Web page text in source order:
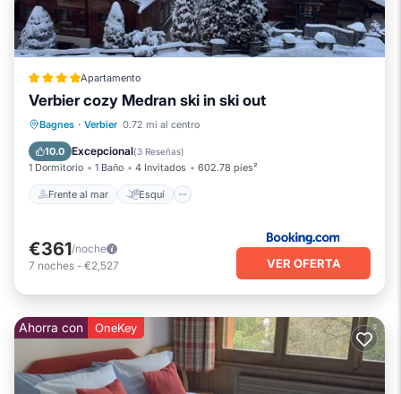
Apartamento
Verbier cozy Medran ski in ski out
Bagnes · Verbier 0.72 mi al centro
10.0 Excepcional(3 Reseñas)
1 Dormitorio 1 Baño 4 Invitados 602.78 pies²
Frente al mar Esquí
Frente al mar
Esquí
Chimenea/Calefacción
€361/noche
7 noches - €2,527 VER OFERTA
Ahorra con OneKey